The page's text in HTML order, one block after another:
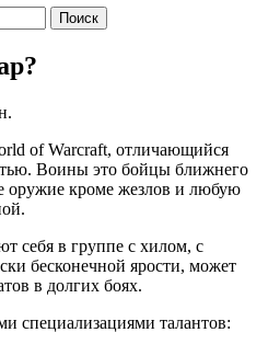
of Warcraft, отличающийся
Воины это бойцы ближнего
оружие кроме жезлов и любую
себя в группе с хилом, с
бесконечной ярости, может
в долгих боях.
специализациями талантов: